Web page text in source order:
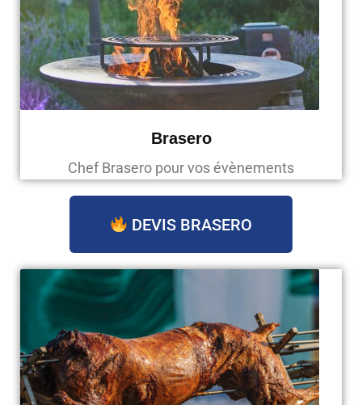
Brasero
Chef Brasero pour vos évènements
DEVIS BRASERO